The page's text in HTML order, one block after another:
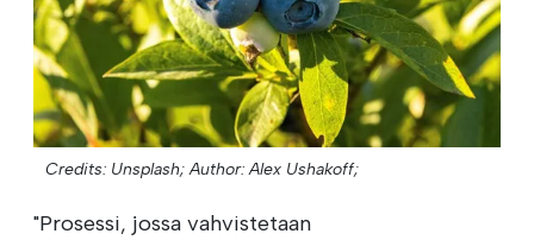
Credits: Unsplash; Author: Alex Ushakoff;
"Prosessi, jossa vahvistetaan